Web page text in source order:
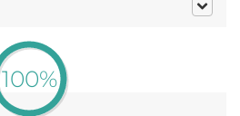
100%